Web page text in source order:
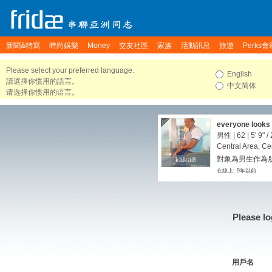
新聞&特寫 時尚娛樂 Money 交友社區 家族 活動訊息 旅遊 Perks會
Please select your preferred language.
請選擇你慣用的語言。
请选择你惯用的语言。
English
中文简体
kaikai8
kaikai8
everyone looks
男性 | 62 | 5' 9" /
Central Area,
對象為男生作為
在線上: 9年以前
Please
用戶名